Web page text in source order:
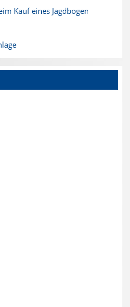
Kauf eines Jagdbogen